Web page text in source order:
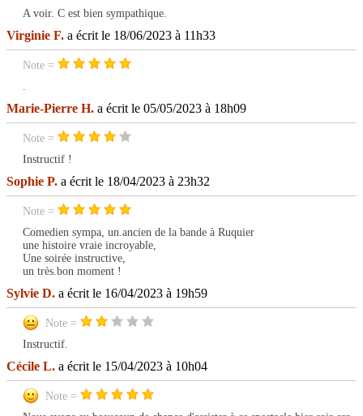
A voir. C est bien sympathique.
Virginie F. a écrit le 18/06/2023 à 11h33
Note =
.
Marie-Pierre H. a écrit le 05/05/2023 à 18h09
Note =
Instructif !
Sophie P. a écrit le 18/04/2023 à 23h32
Note =
Comedien sympa, un.ancien de la bande à Ruquier
une histoire vraie incroyable,
Une soirée instructive,
un très.bon moment !
Sylvie D. a écrit le 16/04/2023 à 19h59
Note =
Instructif.
Cécile L. a écrit le 15/04/2023 à 10h04
Note =